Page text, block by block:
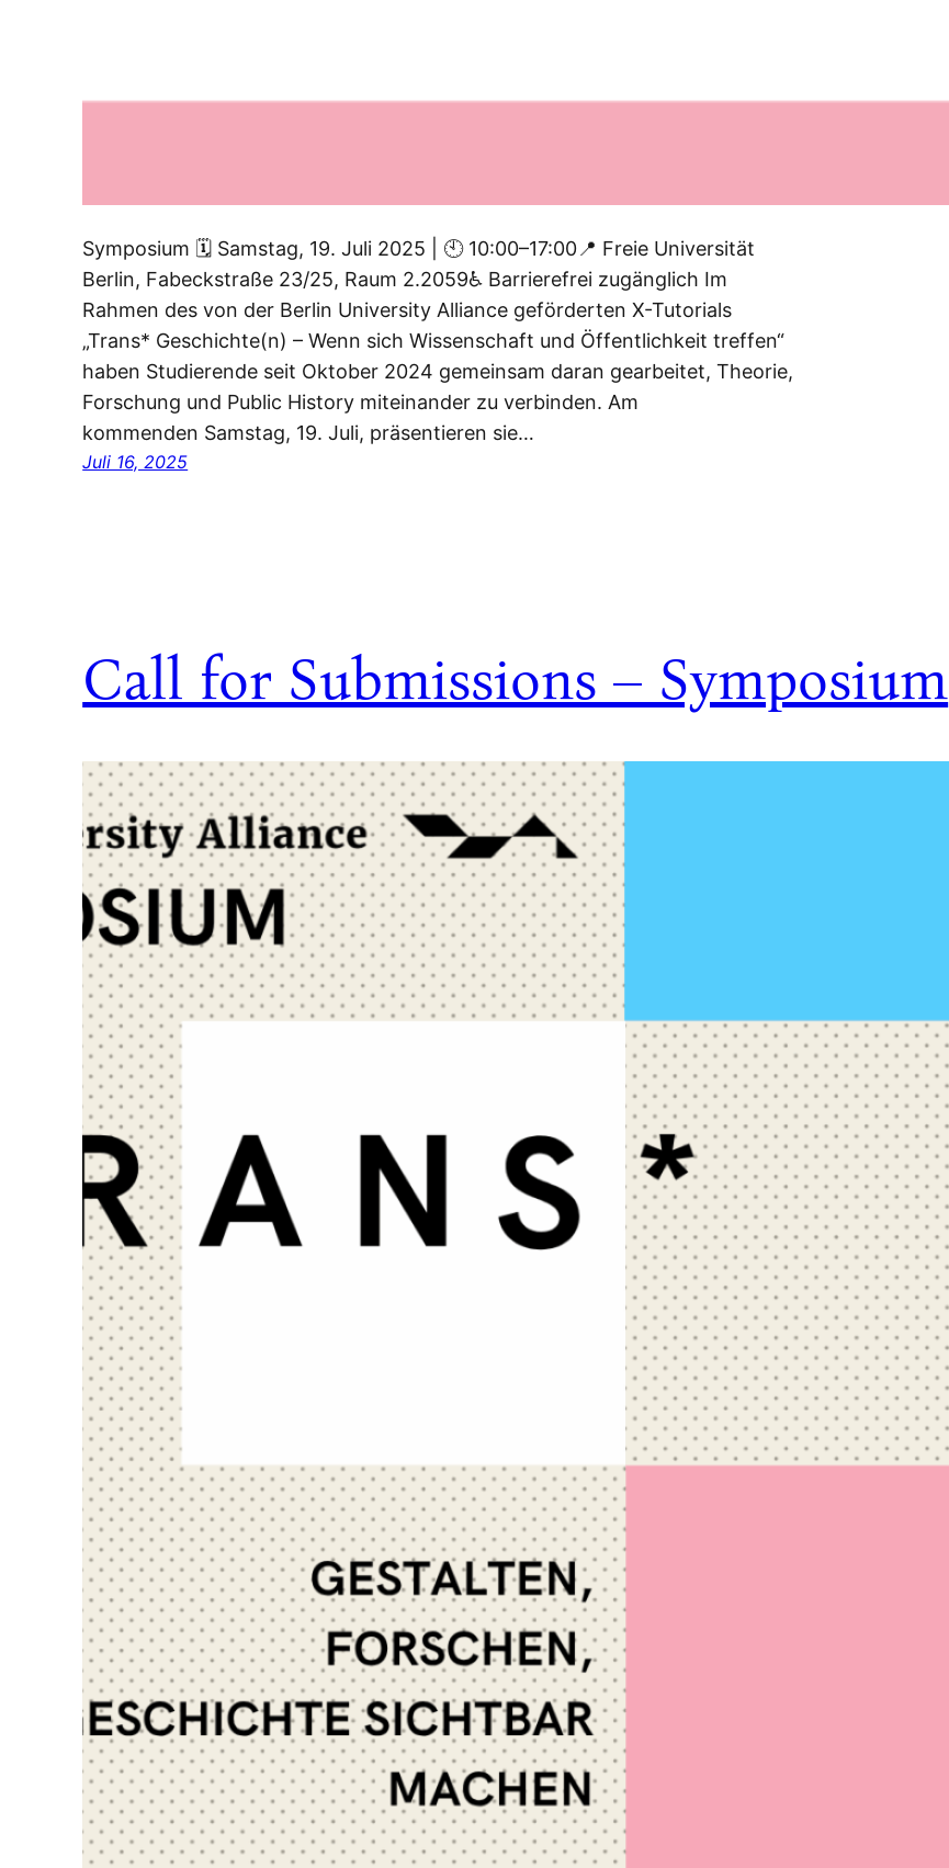
Symposium 🗓 Samstag, 19. Juli 2025 | 🕙 10:00–17:00📍 Freie Universität
Berlin, Fabeckstraße 23/25, Raum 2.2059♿ Barrierefrei zugänglich Im
Rahmen des von der Berlin University Alliance geförderten X-Tutorials
„Trans* Geschichte(n) – Wenn sich Wissenschaft und Öffentlichkeit treffen“
haben Studierende seit Oktober 2024 gemeinsam daran gearbeitet, Theorie,
Forschung und Public History miteinander zu verbinden. Am
kommenden Samstag, 19. Juli, präsentieren sie…
Juli 16, 2025
Call for Submissions – Symposium